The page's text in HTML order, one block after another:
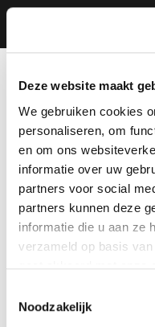
Deze website maakt
We gebruiken cookies
personaliseren, om
en om ons
informatie over uw
partners voor social
partners kunnen deze
informatie die u aan ze
verzameld op basis
Noodzakelijk